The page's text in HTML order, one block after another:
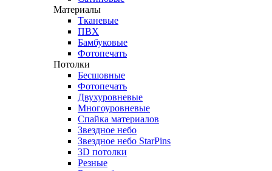
Материалы
Тканевые
ПВХ
Бамбуковые
Фотопечать
Потолки
Бесшовные
Фотопечать
Двухуровневые
Многоуровневые
Спайка материалов
Звездное небо
Звездное небо StarPins
3D потолки
Резные